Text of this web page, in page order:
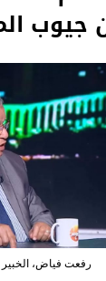
جيوب
رفعت فياض، الخبير